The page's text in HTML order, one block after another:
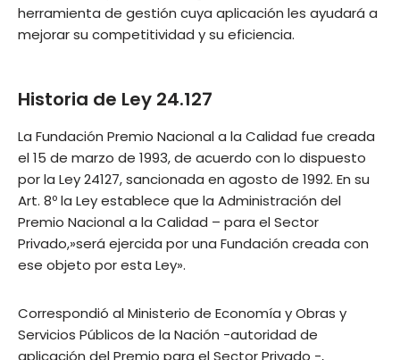
herramienta de gestión cuya aplicación les ayudará a
mejorar su competitividad y su eficiencia.
Historia de Ley 24.127
La Fundación Premio Nacional a la Calidad fue creada
el 15 de marzo de 1993, de acuerdo con lo dispuesto
por la Ley 24127, sancionada en agosto de 1992. En su
Art. 8º la Ley establece que la Administración del
Premio Nacional a la Calidad – para el Sector
Privado,»será ejercida por una Fundación creada con
ese objeto por esta Ley».
Correspondió al Ministerio de Economía y Obras y
Servicios Públicos de la Nación -autoridad de
aplicación del Premio para el Sector Privado -,